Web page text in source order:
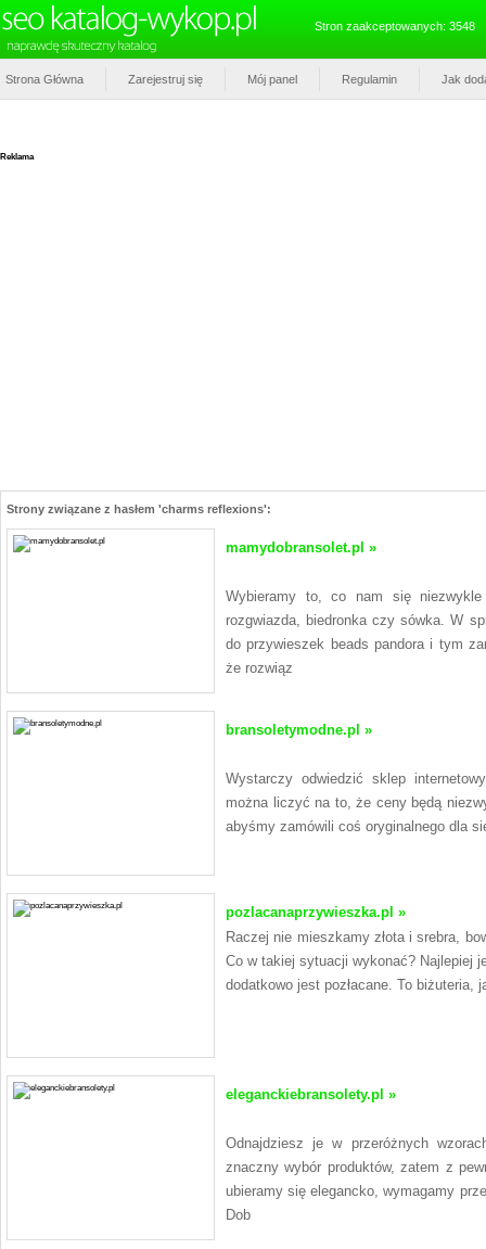
Stron zaakceptowanych: 3548
Strona Główna Zarejestruj się Mój panel Regulamin Jak
Reklama
Strony związane z hasłem 'charms reflexions':
mamydobransolet.pl »
Wybieramy to, co nam się
rozgwiazda, biedronka czy sówka. W
do przywieszek beads pandora i tym
że rozwiąz
bransoletymodne.pl »
Wystarczy odwiedzić sklep
można liczyć na to, że ceny będą
abyśmy zamówili coś oryginalnego dla
pozlacanaprzywieszka.pl »
Raczej nie mieszkamy złota i srebra,
Co w takiej sytuacji wykonać? Najlepiej
dodatkowo jest pozłacane. To
eleganckiebransolety.pl »
Odnajdziesz je w przeróżnych
znaczny wybór produktów, zatem z
ubieramy się elegancko, wymagamy
Dob